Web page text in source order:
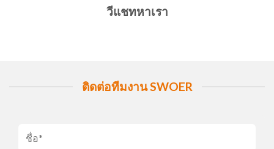
วีแชทหาเรา
ติดต่อทีมงาน SWOER